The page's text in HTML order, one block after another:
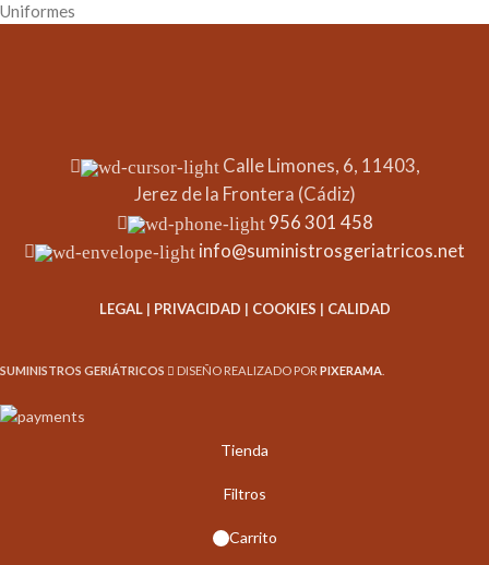
Uniformes
Calle Limones, 6, 11403,
Jerez de la Frontera (Cádiz)
956 301 458
info@suministrosgeriatricos.net
LEGAL| PRIVACIDAD | COOKIES | CALIDAD
SUMINISTROS GERIÁTRICOS DISEÑO REALIZADO POR PIXERAMA
Tienda
Filtros
Carrito